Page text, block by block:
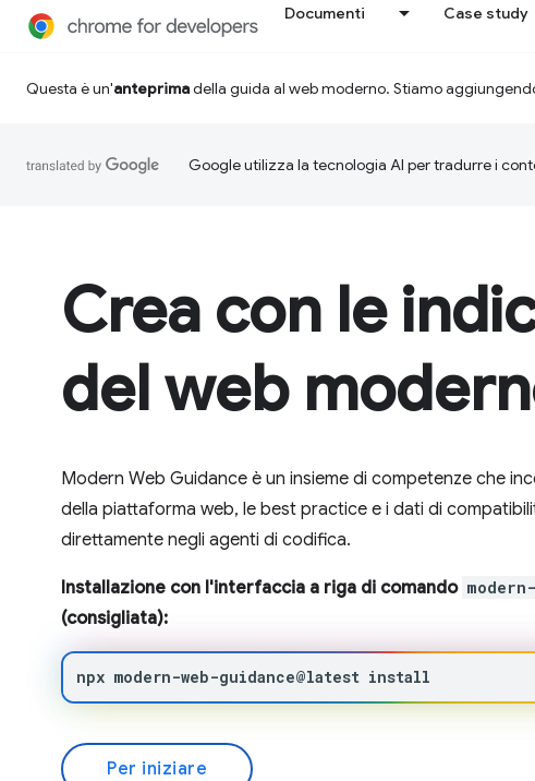
Documenti Case study
Questa è un'anteprimadella guida al web moderno. Stiamo
Google utilizza la tecnologia AI per tradurre i
Crea con le
del web
Modern Web Guidance è un insieme di competenze che
della piattaforma web, le best practice e i dati di
direttamente negli agenti di codifica.
Installazione con l'interfaccia a riga di comando
(consigliata):
npx modern-web-guidance@latest install
Per iniziare